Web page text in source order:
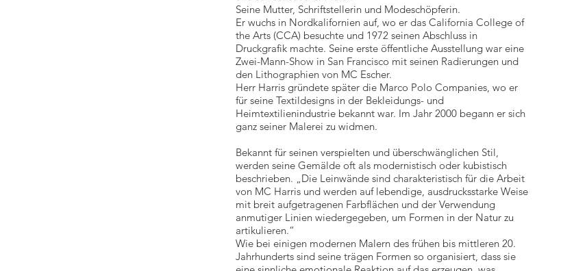
Seine Mutter, Schriftstellerin und Modeschöpferin.
Er wuchs in Nordkalifornien auf, wo er das California College of
the Arts (CCA) besuchte und 1972 seinen Abschluss in
Druckgrafik machte. Seine erste öffentliche Ausstellung war eine
Zwei-Mann-Show in San Francisco mit seinen Radierungen und
den Lithographien von MC Escher.
Herr Harris gründete später die Marco Polo Companies, wo er
für seine Textildesigns in der Bekleidungs- und
Heimtextilienindustrie bekannt war. Im Jahr 2000 begann er sich
ganz seiner Malerei zu widmen.
Bekannt für seinen verspielten und überschwänglichen Stil,
werden seine Gemälde oft als modernistisch oder kubistisch
beschrieben. „Die Leinwände sind charakteristisch für die Arbeit
von MC Harris und werden auf lebendige, ausdrucksstarke Weise
mit breit aufgetragenen Farbflächen und der Verwendung
anmutiger Linien wiedergegeben, um Formen in der Natur zu
artikulieren.“
Wie bei einigen modernen Malern des frühen bis mittleren 20.
Jahrhunderts sind seine trägen Formen so organisiert, dass sie